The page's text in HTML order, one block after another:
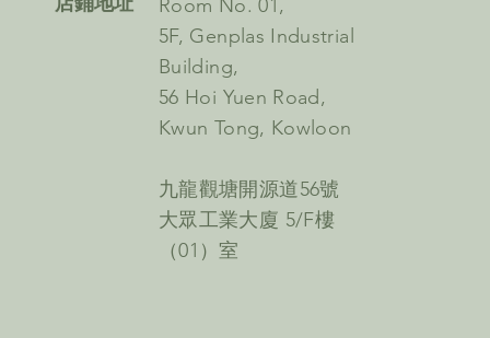
Room No. 01,
5F, Genplas Industrial
Building,
56 Hoi Yuen Road,
Kwun Tong, Kowloon
九龍觀塘開源道56號
大眾工業大廈 5/F樓
（01）室